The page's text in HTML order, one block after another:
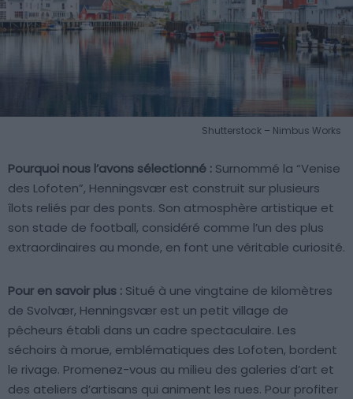
Shutterstock – Nimbus Works
Pourquoi nous l’avons sélectionné : Surnommé la “Venise
des Lofoten”, Henningsvær est construit sur plusieurs
îlots reliés par des ponts. Son atmosphère artistique et
son stade de football, considéré comme l’un des plus
extraordinaires au monde, en font une véritable curiosité.
Pour en savoir plus : Situé à une vingtaine de kilomètres
de Svolvær, Henningsvær est un petit village de
pêcheurs établi dans un cadre spectaculaire. Les
séchoirs à morue, emblématiques des Lofoten, bordent
le rivage. Promenez-vous au milieu des galeries d’art et
des ateliers d’artisans qui animent les rues. Pour profiter